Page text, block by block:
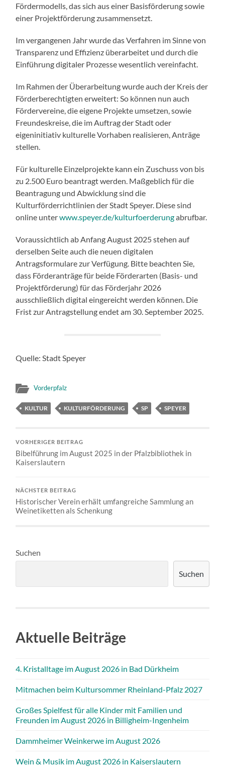
Fördermodells, das sich aus einer Basisförderung sowie
einer Projektförderung zusammensetzt.
Im vergangenen Jahr wurde das Verfahren im Sinne von
Transparenz und Effizienz überarbeitet und durch die
Einführung digitaler Prozesse wesentlich vereinfacht.
Im Rahmen der Überarbeitung wurde auch der Kreis der
Förderberechtigten erweitert: So können nun auch
Fördervereine, die eigene Projekte umsetzen, sowie
Freundeskreise, die im Auftrag der Stadt oder
eigeninitiativ kulturelle Vorhaben realisieren, Anträge
stellen.
Für kulturelle Einzelprojekte kann ein Zuschuss von bis
zu 2.500 Euro beantragt werden. Maßgeblich für die
Beantragung und Abwicklung sind die
Kulturförderrichtlinien der Stadt Speyer. Diese sind
online unterwww.speyer.de/kulturfoerderungabrufbar.
Voraussichtlich ab Anfang August 2025 stehen auf
derselben Seite auch die neuen digitalen
Antragsformulare zur Verfügung. Bitte beachten Sie,
dass Förderanträge für beide Förderarten (Basis- und
Projektförderung) für das Förderjahr 2026
ausschließlich digital eingereicht werden können. Die
Frist zur Antragstellung endet am 30. September 2025.
Quelle: Stadt Speyer
Vorderpfalz
KULTUR KULTURFÖRDERUNG SP SPEYER
VORHERIGER BEITRAG
Bibelführung im August 2025 in der Pfalzbibliothek in
Kaiserslautern
NÄCHSTER BEITRAG
Historischer Verein erhält umfangreiche Sammlung an
Weinetiketten als Schenkung
Suchen
Suchen
Aktuelle Beiträge
4. Kristalltage im August 2026 in Bad Dürkheim
Mitmachen beim Kultursommer Rheinland-Pfalz 2027
Großes Spielfest für alle Kinder mit Familien und
Freunden im August 2026 in Billigheim-Ingenheim
Dammheimer Weinkerwe im August 2026
Wein & Musik im August 2026 in Kaiserslautern